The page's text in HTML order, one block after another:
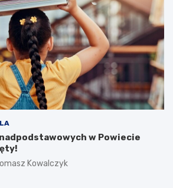
w Powiecie
Kowalczyk